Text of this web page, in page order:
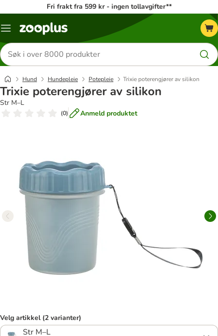
Fri frakt fra 599 kr - ingen tollavgifter**
Katalogmeny
Søk
etter
produkter
Hund Hundepleie Potepleie Trixie poterengjører av silikon
Trixie poterengjører av silikon
Str M–L
(0) Anmeld produktet
Velg artikkel (2 varianter)
Str M–L